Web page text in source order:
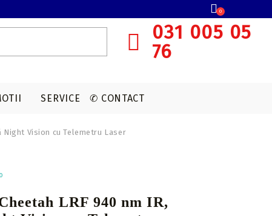
031 005 05
76
0
Lunete cu magnificare
SERVICE ✆ CONTACT
Night Vision cu Telemetru Laser
LRF 940 nm IR,